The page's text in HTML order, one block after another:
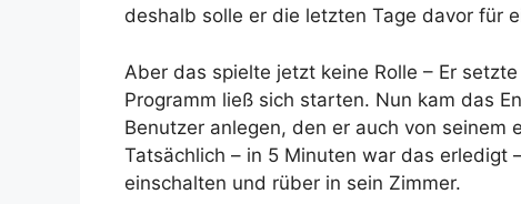
deshalb solle er die letzten Tage davor für
Aber das spielte jetzt keine Rolle – Er
Programm ließ sich starten. Nun kam das
Benutzer anlegen, den er auch von seinem
Tatsächlich – in 5 Minuten war das erledigt
einschalten und rüber in sein Zimmer.